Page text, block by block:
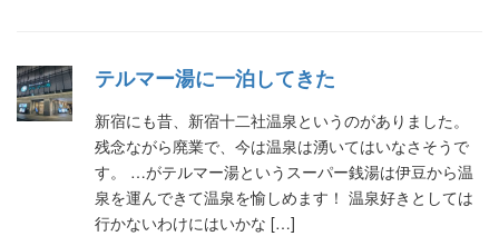
テルマー湯に一泊してきた
新宿にも昔、新宿十二社温泉というのがありました。
残念ながら廃業で、今は温泉は湧いてはいなさそうで
す。 …がテルマー湯というスーパー銭湯は伊豆から温
泉を運んできて温泉を愉しめます！ 温泉好きとしては
行かないわけにはいかな […]